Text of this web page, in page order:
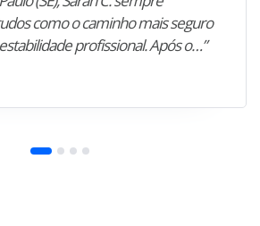
como o caminho mais seguro
profissional. Após o…”